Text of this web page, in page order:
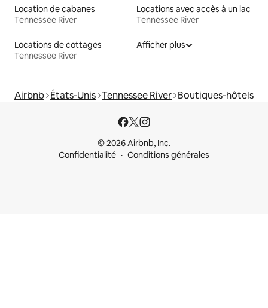
Location de cabanes
Tennessee River
Locations avec accès à un lac
Tennessee River
Locations de cottages
Tennessee River
Afficher plus
Airbnb États-Unis Tennessee River Boutiques-hôtels
© 2026 Airbnb, Inc.
Confidentialité
Conditions générales